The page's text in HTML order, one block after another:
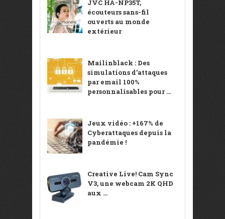
JVC HA-NP35T,
écouteurs sans-fil
ouverts au monde
extérieur
Mailinblack : Des
simulations d’attaques
par email 100%
personnalisables pour ...
Jeux vidéo : +167% de
Cyberattaques depuis la
pandémie !
Creative Live! Cam Sync
V3, une webcam 2K QHD
aux ...